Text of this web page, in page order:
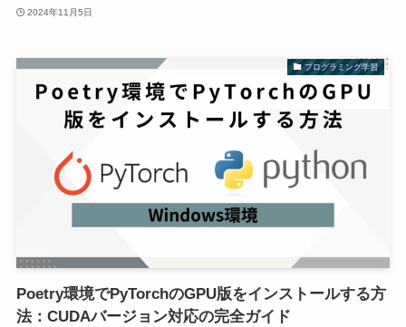
2024年11月5日
プログラミング学習
Poetry環境でPyTorchのGPU版をインストールする方
法：CUDAバージョン対応の完全ガイド